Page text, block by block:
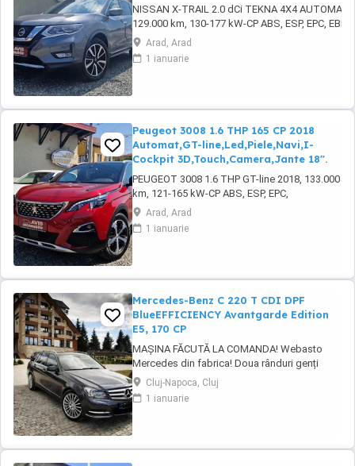
NISSAN X-TRAIL 2.0 dCi TEKNA 4X4
129.000 km, 130-177 kW-CP ABS, ESP, EPC,
de particule, tractiune integrala inteligenta (4X4)
diferential blocabil si actionare la buton, lumini
LED, KEYLESS ENTRY-GO, START-STOP motor, ...
Arad, Arad
1 ianuarie
Peugeot 3008 1.6 THP 165 CP 2018
Automat,GT-line,Led,Piele,Navi,I-
Cockpit 3D,Touch,Camera,Jante 18".
PEUGEOT 3008 1.6 THP GT-line 2018, 133.000
km, 121-165 kW-CP ABS, ESP, EPC,
servotronic, START-STOP motor, KEYLESS
GO, faruri LED adaptive HIGH BEAM, lumini de
zi LED, DRIVE MODE ( 2 moduri de condus
coborare panta, asistenta ...
Arad, Arad
1 ianuarie
Mercedes-Benz C 220 T CDI DPF
BlueEFFICIENCY Avantgarde Edition
E5, 170 CP
MAȘINA FĂCUTĂ LA COMANDA! Webasto
Mercedes din fabrica! Doua rânduri genți
echipate. Echipament special: Faruri bi-xenon
cu distribuție adaptivă a luminii (Intelligent
Light System), sistem de asistență la
de combustibil: ...
Cluj-Napoca, Cluj
1 ianuarie